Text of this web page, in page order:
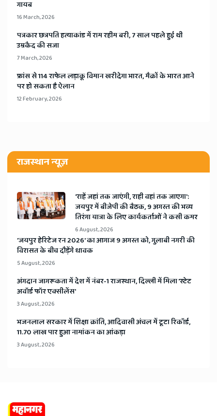
गायब
16 March, 2026
​पत्रकार छत्रपति हत्याकांड में राम रहीम बरी, 7 साल पहले हुई थी
उम्रकैद की सजा
7 March, 2026
​फ्रांस से 114 राफेल लड़ाकू विमान खरीदेगा भारत, मैक्रों के भारत आने
पर हो सकता है ऐलान
12 February, 2026
राजस्थान न्यूज़
'राहें जहां तक जाएंगी, राही वहां तक जाएगा':
जयपुर में बीजेपी की बैठक, 9 अगस्त की भव्य
तिरंगा यात्रा के लिए कार्यकर्ताओं ने कसी कमर
6 August, 2026
​'जयपुर हेरिटेज रन 2026' का आगाज 9 अगस्त को, गुलाबी नगरी की
विरासत के बीच दौड़ेंगे धावक
5 August, 2026
अंगदान जागरूकता में देश में नंबर-1 राजस्थान, दिल्ली में मिला 'स्टेट
अवॉर्ड फॉर एक्सीलेंस'
3 August, 2026
भजनलाल सरकार में शिक्षा क्रांति, आदिवासी अंचल में टूटा रिकॉर्ड,
11.70 लाख पार हुआ नामांकन का आंकड़ा
3 August, 2026